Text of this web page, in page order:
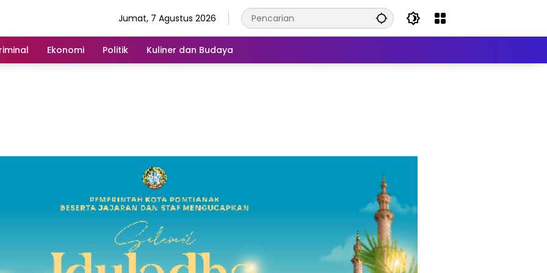
Jumat, 7 Agustus 2026
Ekonomi Politik Kuliner dan Budaya